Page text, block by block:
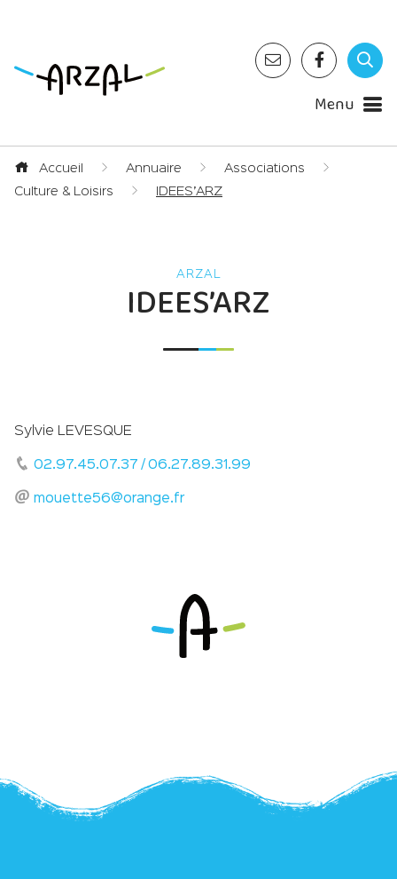
Menu
Accueil Annuaire
Associations
Culture & Loisirs
IDEES’ARZ
IDEES’ARZ
Sylvie LEVESQUE
02.97.45.07.37 / 06.27.89.31.99
mouette56@orange.fr